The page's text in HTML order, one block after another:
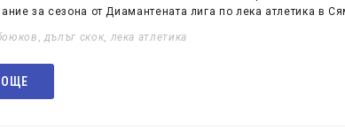
за сезона от Диамантената лига по лека атлетика в
, дълъг скок, лека атлетика
ОЩЕ